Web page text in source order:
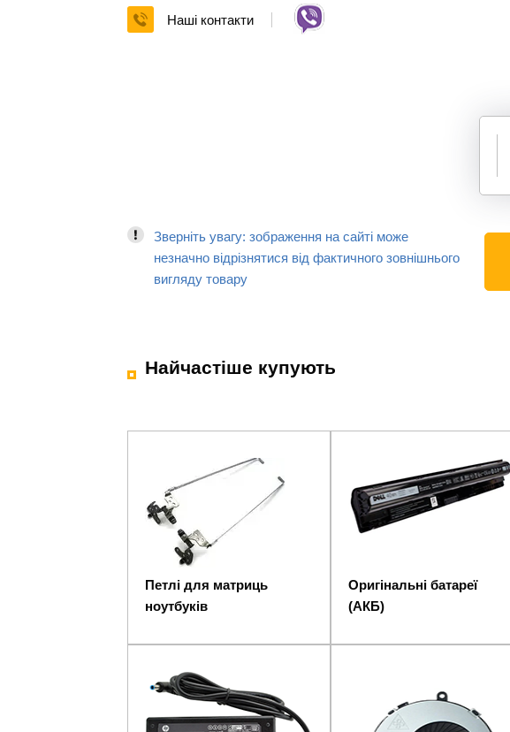
Наші контакти
Зверніть увагу: зображення на сайті може
незначно відрізнятися від фактичного зовнішнього
вигляду товару
Найчастіше купують
Петлі для матриць
ноутбуків
Оригінальні батареї
(АКБ)